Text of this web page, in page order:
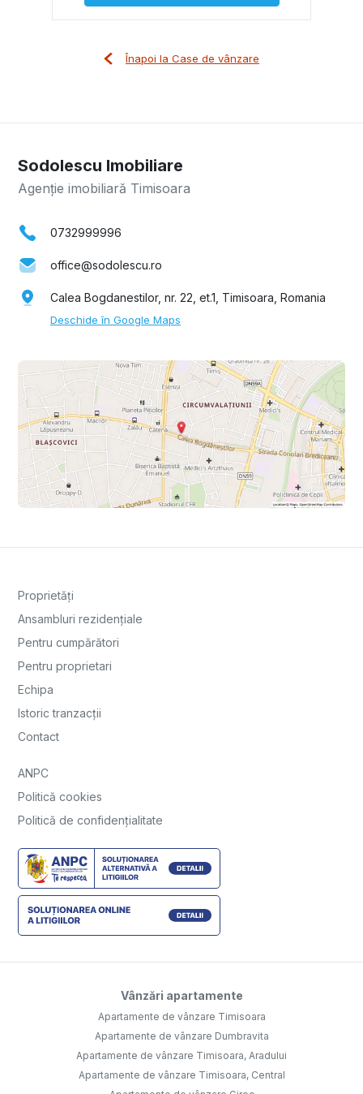
Înapoi la Case de vânzare
Sodolescu Imobiliare
Agenție imobiliară Timisoara
0732999996
office@sodolescu.ro
Calea Bogdanestilor, nr. 22, et.1, Timisoara, Romania
Deschide în Google Maps
Proprietăți
Ansambluri rezidențiale
Pentru cumpărători
Pentru proprietari
Echipa
Istoric tranzacții
Contact
ANPC
Politică cookies
Politică de confidențialitate
Vânzări apartamente
Apartamente de vânzare Timisoara
Apartamente de vânzare Dumbravita
Apartamente de vânzare Timisoara, Aradului
Apartamente de vânzare Timisoara, Central